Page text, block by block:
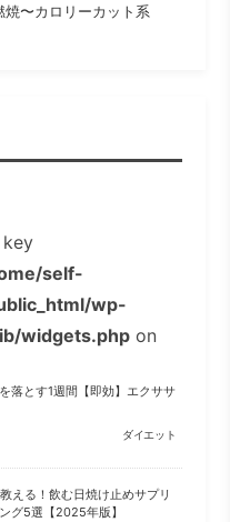
〜カロリーカット系
self-
wp-
widgets.phpon
落とす1週間【即効】エクササ
ダイエット
える！飲む日焼け止めサプリ
グ5選【2025年版】